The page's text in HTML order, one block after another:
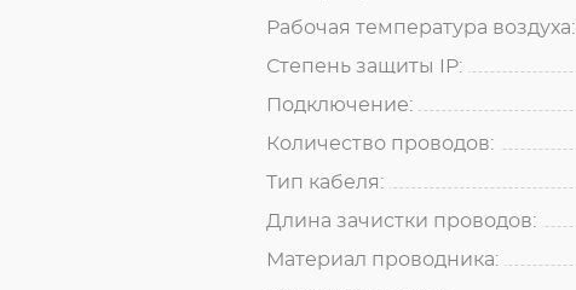
Рабочая температура воздуха:
Степень защиты IP:
Подключение:
Количество проводов:
Тип кабеля:
Длина зачистки проводов:
Материал проводника: